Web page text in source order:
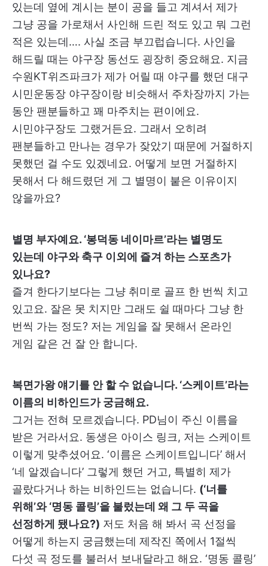
있는데 옆에 계시는 분이 공을 들고 계셔서 제가
그냥 공을 가로채서 사인해 드린 적도 있고 뭐 그런
적은 있는데…. 사실 조금 부끄럽습니다. 사인을
해드릴 때는 야구장 동선도 굉장히 중요해요. 지금
수원KT위즈파크가 제가 어릴 때 야구를 했던 대구
시민운동장 야구장이랑 비슷해서 주차장까지 가는
동안 팬분들하고 꽤 마주치는 편이에요.
시민야구장도 그랬거든요. 그래서 오히려
팬분들하고 만나는 경우가 잦았기 때문에 거절하지
못했던 걸 수도 있겠네요. 어떻게 보면 거절하지
못해서 다 해드렸던 게 그 별명이 붙은 이유이지
않을까요?
별명 부자예요. ‘봉덕동 네이마르’라는 별명도
있는데 야구와 축구 이외에 즐겨 하는 스포츠가
있나요?
즐겨 한다기보다는 그냥 취미로 골프 한 번씩 치고
있고요. 잘은 못 치지만 그래도 쉴 때마다 그냥 한
번씩 가는 정도? 저는 게임을 잘 못해서 온라인
게임 같은 건 잘 안 합니다.
복면가왕 얘기를 안 할 수 없습니다. ‘스케이트’라는
이름의 비하인드가 궁금해요.
그거는 전혀 모르겠습니다. PD님이 주신 이름을
받은 거라서요. 동생은 아이스 링크, 저는 스케이트
이렇게 맞추셨어요. ‘이름은 스케이트입니다’ 해서
‘네 알겠습니다’ 그렇게 했던 거고, 특별히 제가
골랐다거나 하는 비하인드는 없습니다. (‘너를
위해’와 ‘명동 콜링’을 불렀는데 왜 그 두 곡을
선정하게 됐나요?) 저도 처음 해 봐서 곡 선정을
어떻게 하는지 궁금했는데 제작진 쪽에서 1절씩
다섯 곡 정도를 불러서 보내달라고 해요. ‘명동 콜링’